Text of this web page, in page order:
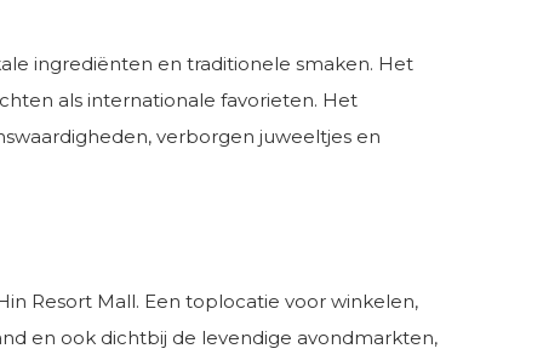
ingrediënten en traditionele smaken. Het
als internationale favorieten. Het
verborgen juweeltjes en
Resort Mall. Een toplocatie voor winkelen,
en ook dichtbij de levendige avondmarkten,